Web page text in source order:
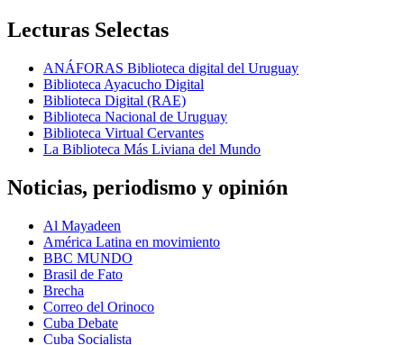
Lecturas Selectas
ANÁFORAS Biblioteca digital del Uruguay
Biblioteca Ayacucho Digital
Biblioteca Digital (RAE)
Biblioteca Nacional de Uruguay
Biblioteca Virtual Cervantes
La Biblioteca Más Liviana del Mundo
Noticias, periodismo y opinión
Al Mayadeen
América Latina en movimiento
BBC MUNDO
Brasil de Fato
Brecha
Correo del Orinoco
Cuba Debate
Cuba Socialista